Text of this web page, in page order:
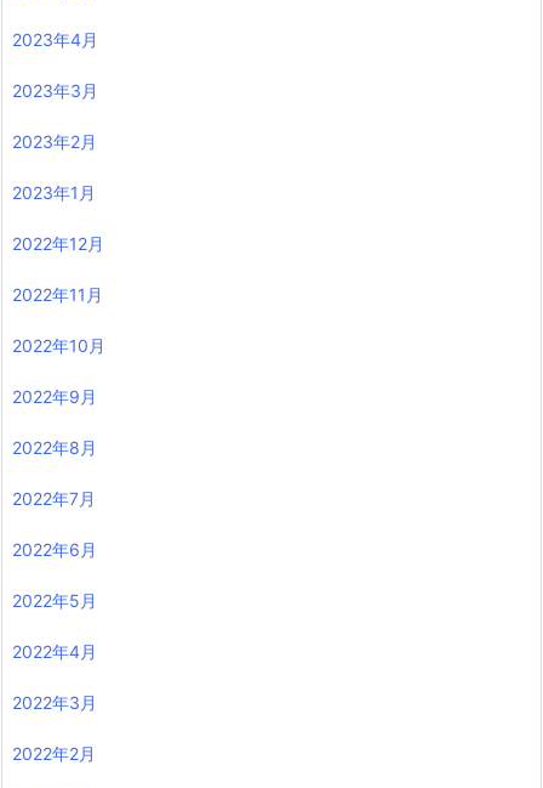
2023年4月
2023年3月
2023年2月
2023年1月
2022年12月
2022年11月
2022年10月
2022年9月
2022年8月
2022年7月
2022年6月
2022年5月
2022年4月
2022年3月
2022年2月